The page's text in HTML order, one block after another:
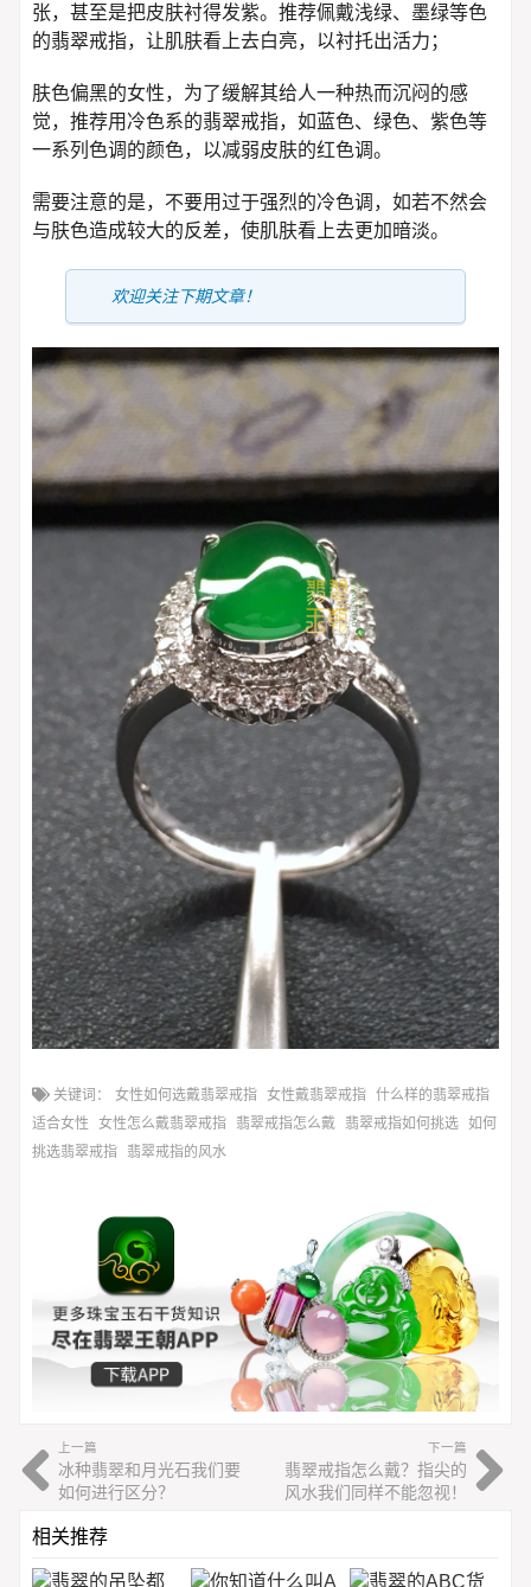
张，甚至是把皮肤衬得发紫。推荐佩戴浅绿、墨绿等色
的翡翠戒指，让肌肤看上去白亮，以衬托出活力；
肤色偏黑的女性，为了缓解其给人一种热而沉闷的感
觉，推荐用冷色系的翡翠戒指，如蓝色、绿色、紫色等
一系列色调的颜色，以减弱皮肤的红色调。
需要注意的是，不要用过于强烈的冷色调，如若不然会
与肤色造成较大的反差，使肌肤看上去更加暗淡。
欢迎关注下期文章！
关键词： 女性如何选戴翡翠戒指 女性戴翡翠戒指 什么样的翡翠戒指
适合女性
女性怎么戴翡翠戒指 翡翠戒指怎么戴 翡翠戒指如何挑选 如何
挑选翡翠戒指
翡翠戒指的风水
上一篇
冰种翡翠和月光石我们要
如何进行区分？
下一篇
翡翠戒指怎么戴？指尖的
风水我们同样不能忽视！
相关推荐